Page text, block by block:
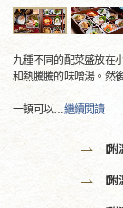
九種不同的配菜盛放在
和熱騰騰的味噌湯。然
一頓可以…繼續閱讀
【
【